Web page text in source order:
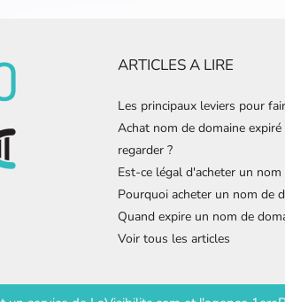
ARTICLES A LIRE
Les principaux leviers pour
Achat nom de domaine
regarder ?
Est-ce légal d'acheter un
Pourquoi acheter un nom de
Quand expire un nom de
Voir tous les articles